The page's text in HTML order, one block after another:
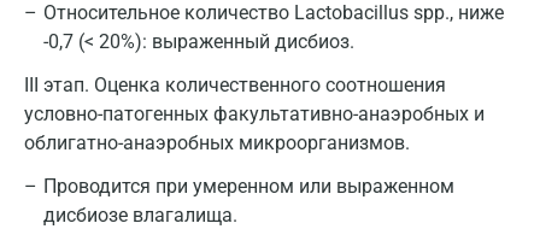
Относительное количество Lactobacillus spp., ниже
-0,7 (< 20%): выраженный дисбиоз.
III этап. Оценка количественного соотношения
условно-патогенных факультативно-анаэробных и
облигатно-анаэробных микроорганизмов.
Проводится при умеренном или выраженном
дисбиозе влагалища.